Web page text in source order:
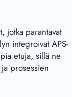
jotka parantavat
integroivat APS-
etuja, sillä ne
prosessien